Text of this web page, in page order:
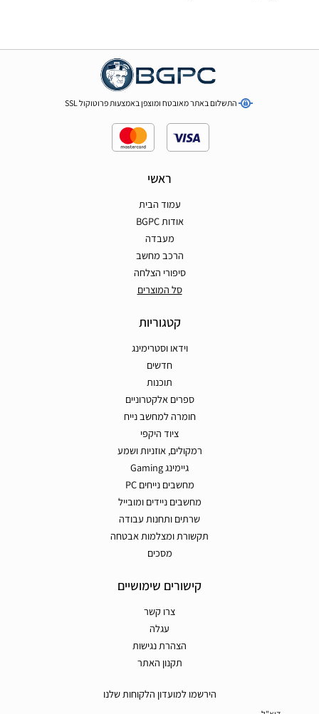
התשלום באתר מאובטח ומוצפן באמצעות פרוטוקול SSL
ראשי
עמוד הבית
אודות BGPC
מעבדה
הרכב מחשב
סיפורי הצלחה
סל המוצרים
קטגוריות
וידאו וסטרימינג
חדשים
תוכנות
ספרים אלקטרוניים
חומרה למחשב נייח
ציוד היקפי
רמקולים, אוזניות ושמע
גיימינג Gaming
מחשבים נייחים PC
מחשבים ניידים ומובייל
שרתים ותחנות עבודה
תקשורת ומצלמות אבטחה
מסכים
קישורים שימושיים
צרו קשר
עגלה
הצהרת נגישות
תקנון האתר
הירשמו למועדון הלקוחות שלנו